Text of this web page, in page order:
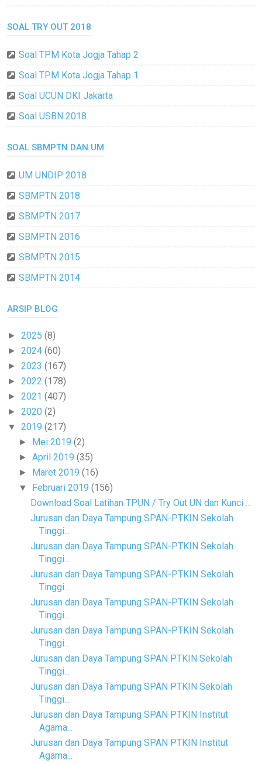
SOAL TRY OUT 2018
Soal TPM Kota Jogja Tahap 2
Soal TPM Kota Jogja Tahap 1
Soal UCUN DKI Jakarta
Soal USBN 2018
SOAL SBMPTN DAN UM
UM UNDIP 2018
SBMPTN 2018
SBMPTN 2017
SBMPTN 2016
SBMPTN 2015
SBMPTN 2014
ARSIP BLOG
► 2025 (8)
► 2024 (60)
► 2023 (167)
► 2022 (178)
► 2021 (407)
► 2020 (2)
▼ 2019 (217)
► Mei 2019(2)
►April 2019(35)
► Maret 2019(16)
▼ Februari 2019(156)
Download Soal Latihan TPUN / Try Out UN dan Kunci ...
Jurusan dan Daya Tampung SPAN-PTKIN Sekolah
Tinggi...
Jurusan dan Daya Tampung SPAN-PTKIN Sekolah
Tinggi...
Jurusan dan Daya Tampung SPAN-PTKIN Sekolah
Tinggi...
Jurusan dan Daya Tampung SPAN-PTKIN Sekolah
Tinggi...
Jurusan dan Daya Tampung SPAN-PTKIN Sekolah
Tinggi...
Jurusan dan Daya Tampung SPAN PTKIN Sekolah
Tinggi...
Jurusan dan Daya Tampung SPAN PTKIN Sekolah
Tinggi...
Jurusan dan Daya Tampung SPAN PTKIN Institut
Agama...
Jurusan dan Daya Tampung SPAN PTKIN Institut
Agama...